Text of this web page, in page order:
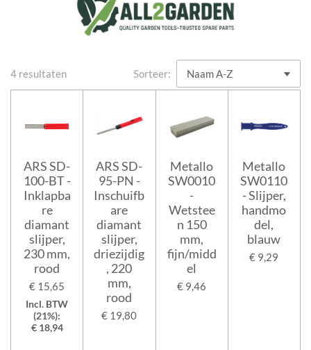
4 resultaten Sorteer:
ARS SD-
100-BT -
Inklapba
re
diamant
slijper,
230 mm,
rood
€ 15,65
Incl. BTW
(21%):
€ 18,94
ARS SD-
95-PN -
Inschuifb
are
diamant
slijper,
driezijdig
, 220
mm,
rood
€ 19,80
Metallo
SW0010
-
Wetstee
n 150
mm,
fijn/midd
el
€ 9,46
Metallo
SW0110
- Slijper,
handmo
del,
blauw
€ 9,29